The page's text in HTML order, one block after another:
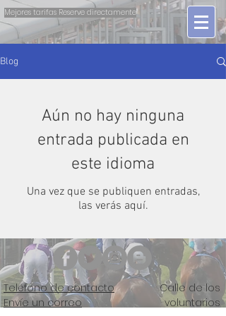
Mejores tarifas Reserve directamente
Blog
Aún no hay ninguna
entrada publicada en
este idioma
Una vez que se publiquen entradas,
las verás aquí.
Teléfono de contacto
Envíe un correo
Calle de los
voluntarios